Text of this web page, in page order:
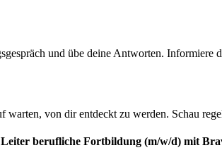
und übe deine Antworten.
warten, von dir entdeckt zu werden. Schau
berufliche Fortbildung (m/w/d) mit